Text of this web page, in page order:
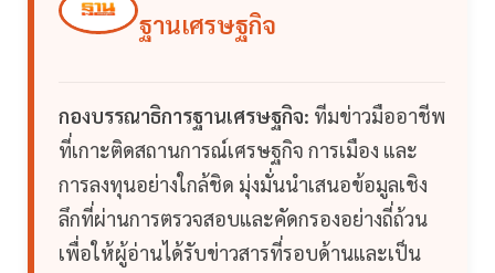
ฐานเศรษฐกิจ
กองบรรณาธิการฐานเศรษฐกิจ: ทีมข่าวมืออาชีพ
ที่เกาะติดสถานการณ์เศรษฐกิจ การเมือง และ
การลงทุนอย่างใกล้ชิด มุ่งมั่นนำเสนอข้อมูลเชิง
ลึกที่ผ่านการตรวจสอบและคัดกรองอย่างถี่ถ้วน
เพื่อให้ผู้อ่านได้รับข่าวสารที่รอบด้านและเป็น